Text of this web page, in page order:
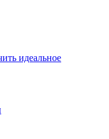
идеальное